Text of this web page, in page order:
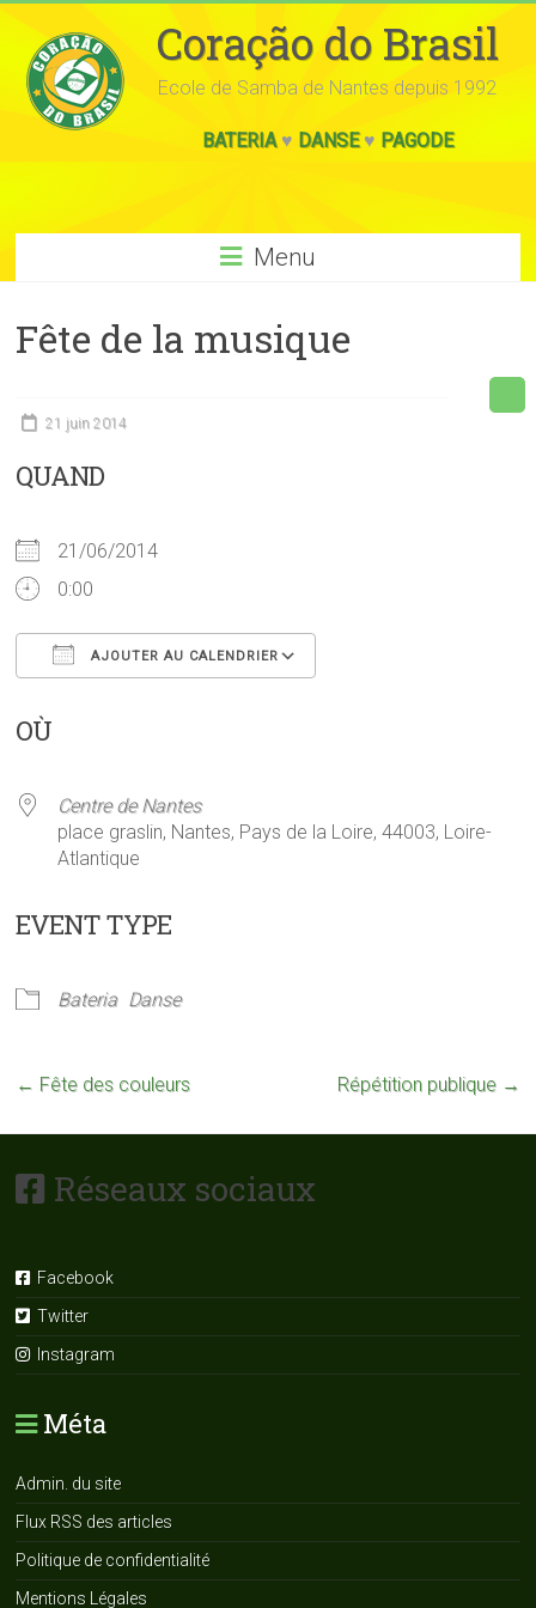
Coração do Brasil
Ecole de Samba de Nantes depuis 1992
BATERIA♥ DANSE♥ PAGODE
Menu
Fête de la musique
21 juin 2014
QUAND
21/06/2014
0:00
AJOUTER AU CALENDRIER
OÙ
Centre de Nantes
place graslin, Nantes, Pays de la Loire, 44003, Loire-
Atlantique
EVENT TYPE
Bateria Danse
← Fête des couleurs Répétition publique →
Réseaux sociaux
Facebook
Twitter
Instagram
Méta
Admin. du site
Flux RSS des articles
Politique de confidentialité
Mentions Légales